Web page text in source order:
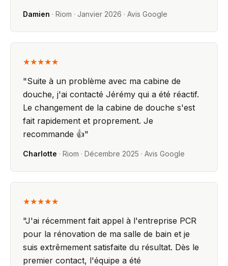
Damien · Riom · Janvier 2026 · Avis Google
★★★★★
"Suite à un problème avec ma cabine de
douche, j'ai contacté Jérémy qui a été réactif.
Le changement de la cabine de douche s'est
fait rapidement et proprement. Je
recommande 👍"
Charlotte · Riom · Décembre 2025 · Avis Google
★★★★★
"J'ai récemment fait appel à l'entreprise PCR
pour la rénovation de ma salle de bain et je
suis extrêmement satisfaite du résultat. Dès le
premier contact, l'équipe a été